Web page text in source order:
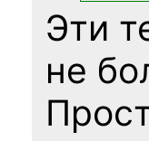
Эти
не